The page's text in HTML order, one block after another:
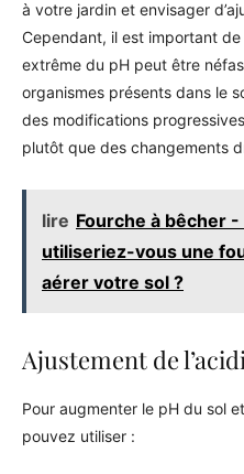
à votre jardin et envisager
Cependant, il est important de
extrême du pH peut être
organismes présents dans le
des modifications
plutôt que des changements
lire Fourche à bêcher
utiliseriez-vous une
aérer votre sol ?
Ajustement de
Pour augmenter le pH du sol
pouvez utiliser :